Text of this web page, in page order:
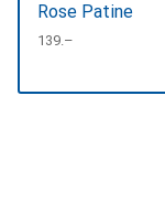
Rose Patine
CHF
139.–